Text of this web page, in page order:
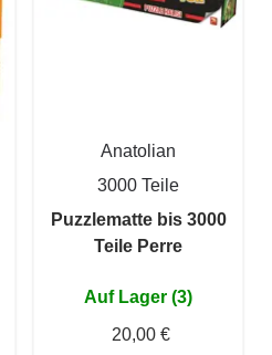
Anatolian
3000 Teile
Puzzlematte bis 3000
Teile Perre
Auf Lager (3)
20,00 €